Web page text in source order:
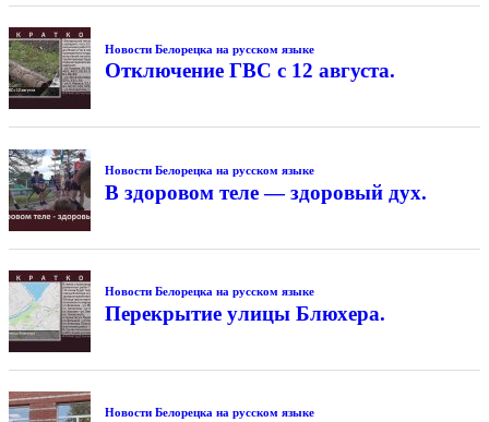
Новости Белорецка на русском языке
Отключение ГВС с 12 августа.
Новости Белорецка на русском языке
В здоровом теле — здоровый дух.
Новости Белорецка на русском языке
Перекрытие улицы Блюхера.
Новости Белорецка на русском языке